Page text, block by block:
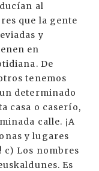
al
que la gente
y
en
De
tenemos
determinado
casa o caserío,
calle. ¡A
y lugares
c) Los nombres
Es